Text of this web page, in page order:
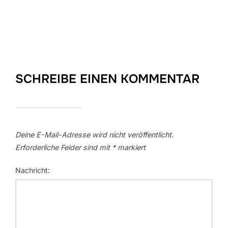
SCHREIBE EINEN KOMMENTAR
Deine E-Mail-Adresse wird nicht veröffentlicht.
Erforderliche Felder sind mit *markiert
Nachricht: